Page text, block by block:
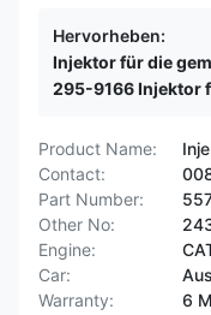
Hervorheben:
Injektor für die
295-9166 Injektor
Product Name:
Contact:
Part Number:
Other No:
Engine:
Car:
Warranty:
6